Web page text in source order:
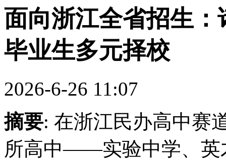
面向浙江全省招生
毕业生多元择校
2026-6-26 11:07
摘要: 在浙江民办高中赛
所高中——实验中学、英